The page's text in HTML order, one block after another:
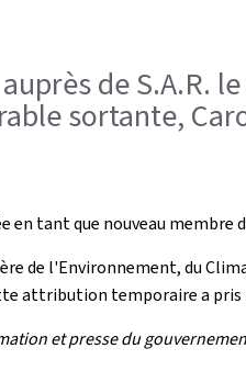
de S.A.R.
sortante,
en tant que nouveau
de l'Environnement, du
attribution temporaire a pris
et presse du